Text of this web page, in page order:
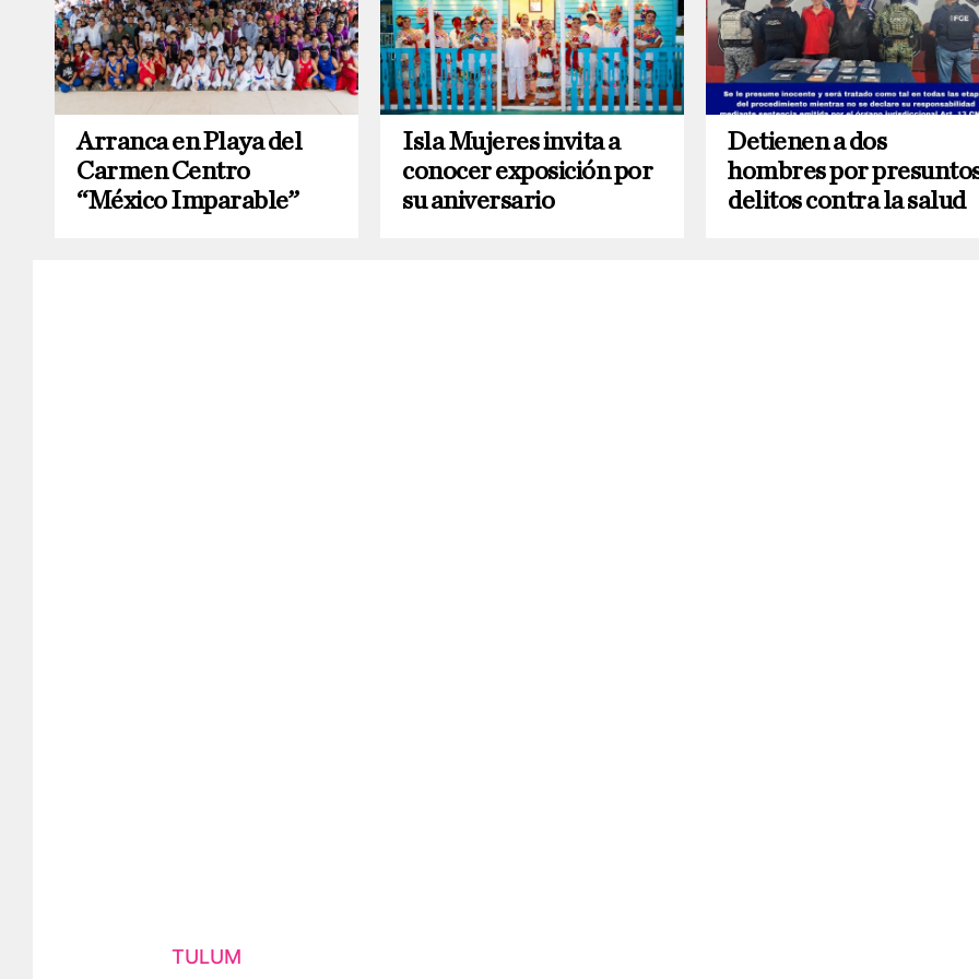
Arranca en Playa del
Carmen Centro
“México Imparable”
Isla Mujeres invita a
conocer exposición por
su aniversario
Detienen a dos
hombres por
delitos contra la salud
TULUM